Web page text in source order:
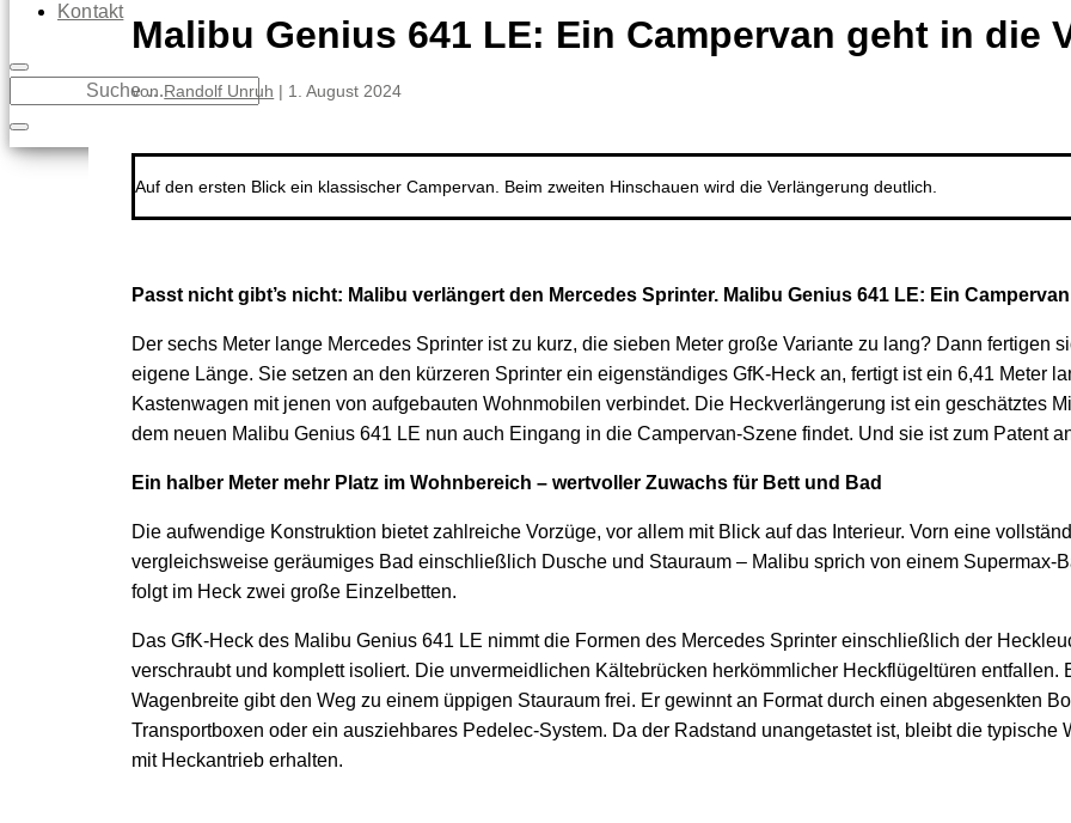
Kontakt
Malibu Genius 641 LE: Ein Campervan geht in die
vonRandolf Unruh | 1. August 2024
Auf den ersten Blick ein klassischer Campervan. Beim zweiten Hinschauen wird die Verlängerung deutlich.
Passt nicht gibt’s nicht: Malibu verlängert den Mercedes Sprinter. Malibu Genius 641 LE: Ein
Der sechs Meter lange Mercedes Sprinter ist zu kurz, die sieben Meter große Variante zu lang? Dann fertigen
eigene Länge. Sie setzen an den kürzeren Sprinter ein eigenständiges GfK-Heck an, fertigt ist ein 6,41 Meter
Kastenwagen mit jenen von aufgebauten Wohnmobilen verbindet. Die Heckverlängerung ist ein geschätztes
dem neuen Malibu Genius 641 LE nun auch Eingang in die Campervan-Szene findet. Und sie ist zum Patent
Ein halber Meter mehr Platz im Wohnbereich – wertvoller Zuwachs für Bett und Bad
Die aufwendige Konstruktion bietet zahlreiche Vorzüge, vor allem mit Blick auf das Interieur. Vorn eine
vergleichsweise geräumiges Bad einschließlich Dusche und Stauraum – Malibu sprich von einem
folgt im Heck zwei große Einzelbetten.
Das GfK-Heck des Malibu Genius 641 LE nimmt die Formen des Mercedes Sprinter einschließlich der
verschraubt und komplett isoliert. Die unvermeidlichen Kältebrücken herkömmlicher Heckflügeltüren
Wagenbreite gibt den Weg zu einem üppigen Stauraum frei. Er gewinnt an Format durch einen abgesenkten
Transportboxen oder ein ausziehbares Pedelec-System. Da der Radstand unangetastet ist, bleibt die
mit Heckantrieb erhalten.